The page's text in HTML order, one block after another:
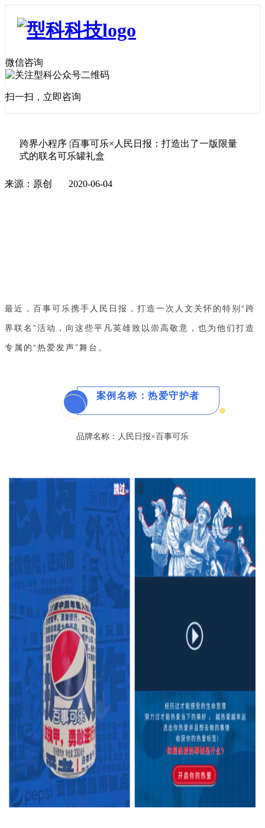
微信咨询
扫一扫，立即咨询
跨界小程序 |百事可乐×人民日报：打造出了一版限量
式的联名可乐罐礼盒
来源：原创 2020-06-04
最近，百事可乐携手人民日报，打造一次人文关怀的特别“跨
界联名”活动，向这些平凡英雄致以崇高敬意，也为他们打造
专属的“热爱发声”舞台。
案例名称：热爱守护者
品牌名称：人民日报×百事可乐